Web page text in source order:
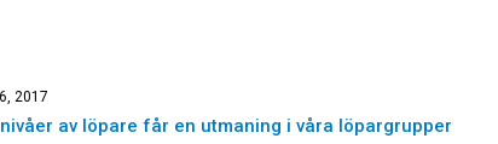
2017
av löpare får en utmaning i våra löpargrupper